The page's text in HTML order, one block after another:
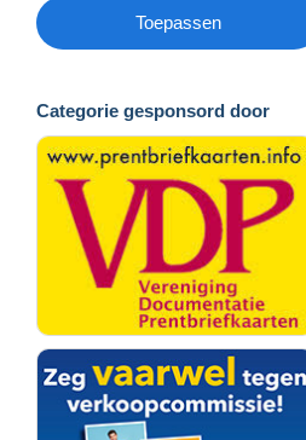
Toepassen
Categorie gesponsord door